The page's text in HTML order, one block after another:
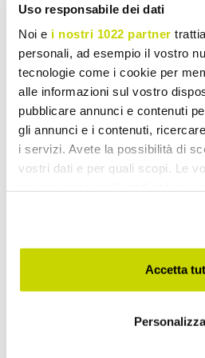
Uso responsabile dei dati
Noi e i nostri 1022 partner
personali, ad esempio il vostro
tecnologie come i cookie per
alle informazioni sul vostro
pubblicare annunci e contenuti
gli annunci e i contenuti,
i servizi. Avete la possibilità di
vostri dati e per quali scopi. Le
modificare o revocare il proprio
momento dalla Dichiarazione
sull'icona di attivazione della
raccogliere informazioni
Accetta
Personalizza
Oferta por